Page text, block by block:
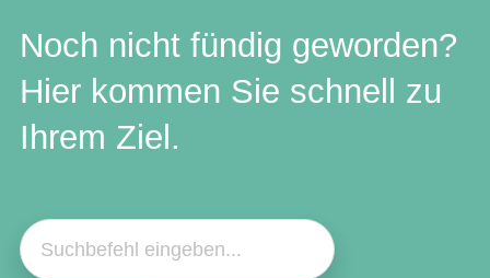
Noch nicht fündig geworden?
Hier kommen Sie schnell zu
Ihrem Ziel.